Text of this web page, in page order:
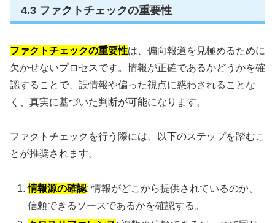
4.3 ファクトチェックの重要性
ファクトチェックの重要性は、偏向報道を見極めるために
欠かせないプロセスです。情報が正確であるかどうかを確
認することで、誤情報や偏った視点に惑わされることな
く、真実に基づいた判断が可能になります。
ファクトチェックを行う際には、以下のステップを踏むこ
とが推奨されます。
情報源の確認: 情報がどこから提供されているのか、
信頼できるソースであるかを確認する。